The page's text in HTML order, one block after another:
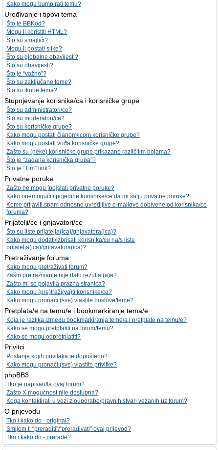
Kako mogu bumpirati temu?
Uređivanje i tipovi tema
Što je BBKod?
Mogu li koristiti HTML?
Što su smajlići?
Mogu li postati slike?
Što su globalne obavijesti?
Što su obavijesti?
Što je “važno”?
Što su zaključane teme?
Što su ikone tema?
Stupnjevanje korisnika/ca i korisničke grupe
Što su administratori/ce?
Što su moderatori/ce?
Što su korisničke grupe?
Kako mogu postati članom/icom korisničke grupe?
Kako mogu postati vođa korisničke grupe?
Zašto su (neke) korisničke grupe prikazane različitim bojama?
Što je “zadana korisnička grupa”?
Što je “Tim” link?
Privatne poruke
Zašto ne mogu [po]slati privatne poruke?
Kako onemogućiti pojedine korisnike/ce da mi šalju privatne poruke?
Kome prijaviti spam odnosno uvredljive e-mailove dobivene od korisnika/ce
foruma?
Prijatelji/ce i gnjavatori/ce
Što su liste prijatelja(ica)/gnjavatora(ica)?
Kako mogu dodati/izbrisati korisnika/cu na/s liste
prijatelja(ica)/gnjavatora(ica)?
Pretraživanje foruma
Kako mogu pretraživati forum?
Zašto pretraživanje nije dalo rezultat(a)e?
Zašto mi se pojavila prazna stranica?
Kako mogu (pre)traži(va)ti korisnike/ce?
Kako mogu pronaći (sve) vlastite postove/teme?
Pretplata/e na temu/e i bookmarkiranje tema/e
Koja je razlika između bookmarkiranja teme/a i pretplate na temu/e?
Kako se mogu pretplatiti na forum/temu?
Kako se mogu odpretplatiti?
Privitci
Postanje kojih privitaka je dopušteno?
Kako mogu pronaći (sve) vlastite privitke?
phpBB3
Tko je napisao/la ovaj forum?
Zašto X mogućnost nije dostupna?
Koga kontaktirati u vezi zlouporabe/pravnih stvari vezanih uz forum?
O prijevodu
Tko i kako do - original?
Smijem li “preraditi”/“prerađivati” ovaj prijevod?
Tko i kako do - prerade?